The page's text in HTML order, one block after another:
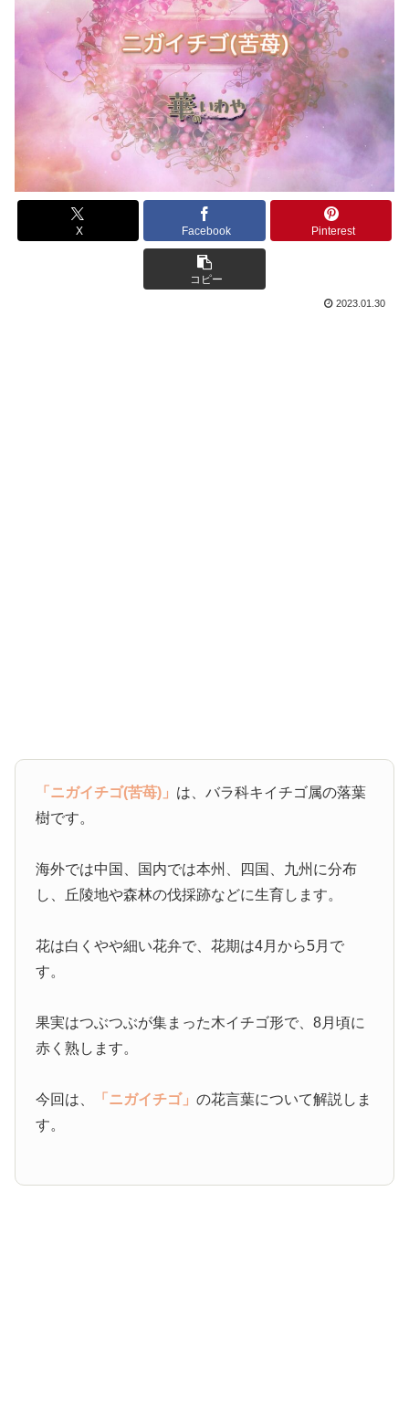
X Facebook Pinterest
コピー
2023.01.30
「ニガイチゴ(苦苺)」 は、バラ科キイチゴ属の落葉
樹です。
海外では中国、国内では本州、四国、九州に分布
し、丘陵地や森林の伐採跡などに生育します。
花は白くやや細い花弁で、花期は4月から5月で
す。
果実はつぶつぶが集まった木イチゴ形で、8月頃に
赤く熟します。
今回は、 「ニガイチゴ」の花言葉について解説しま
す。